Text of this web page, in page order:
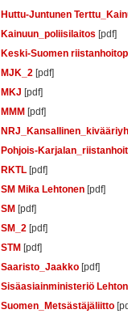
Huttu-Juntunen
Kainuun_poliisilaitos [pdf]
Keski-Suomen
MJK_2 [pdf]
MKJ [pdf]
MMM [pdf]
Pohjois-
RKTL [pdf]
SM Mika Lehtonen [pdf]
SM [pdf]
SM_2 [pdf]
STM [pdf]
Saaristo_Jaakko [pdf]
Sisäasiainministeriö
Suomen_Metsästäjäliitto